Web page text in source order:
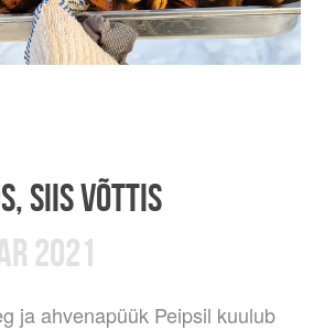
SIIS VÕTTIS
2021
ja ahvenapüük Peipsil kuulub